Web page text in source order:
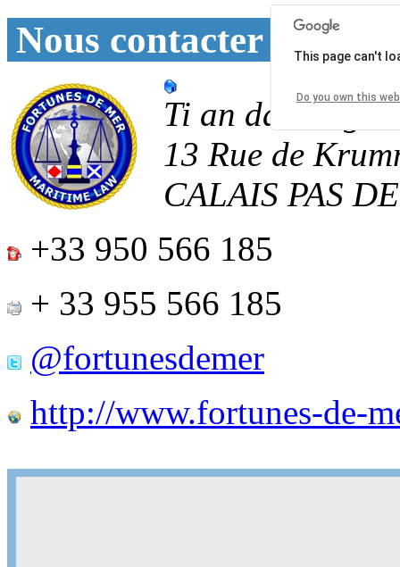
Nous contacter
Ti an
13 Rue de
CALAIS PAS
+33 950 566 185
+ 33 955 566 185
@fortunesdemer
http://www.fortunes-de-
This page can't
Do you own this